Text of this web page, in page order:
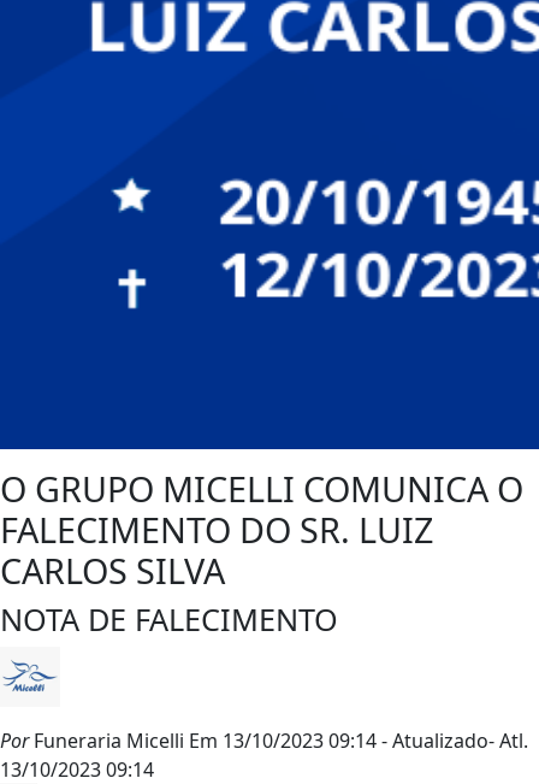
O GRUPO MICELLI COMUNICA O
FALECIMENTO DO SR. LUIZ
CARLOS SILVA
NOTA DE FALECIMENTO
PorFuneraria Micelli Em 13/10/2023 09:14- Atualizado- Atl.
13/10/2023 09:14